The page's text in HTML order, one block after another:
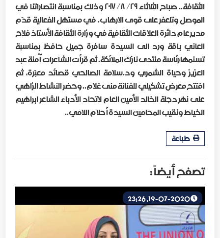
الثقافة.. صباح الثلاثاء ٢٩/ ٨/ ٢٠١٧ وذلك بمناسبة انتصاراتنا في
الموصل وتلعفر على قوى الارهاب. في مستهل الفعالية قدّم
مدير عام دائرة العلاقات الثقافية في وزارة الثقافة الأستاذ فلاح
العاني باقة ورد الى السيدة سافرة جميل حافظ بمناسبة
تسنمها رئاسة منتدى نازك الملائكة. ثم قرأت الشاعرات آمنة عبد
العزيز وحياة الشمري ود.سلامة الصالحي قصائد معبّرة، ثم
افتتح معرض تشكيلي للفنانة منى غلام.. وحضر النشاط الزاهي
على نهر دجلة الخالد الأمين العام لاتحاد الأدباء الشاعر ابراهيم
الخياط ونقيب المحامين السيدة أحلام اللامي..
طباعة
تصفح أيضاً :